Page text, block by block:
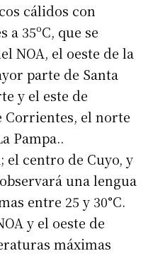
cálidos con
35ºC, que se
NOA, el oeste de la
parte de Santa
y el este de
Corrientes, el norte
Pampa..
el centro de Cuyo, y
una lengua
entre 25 y 30°C.
y el oeste de
máximas